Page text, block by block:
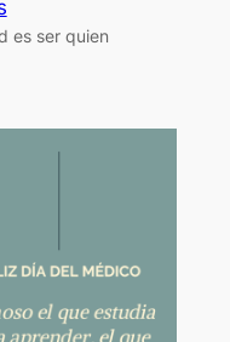
es ser quien